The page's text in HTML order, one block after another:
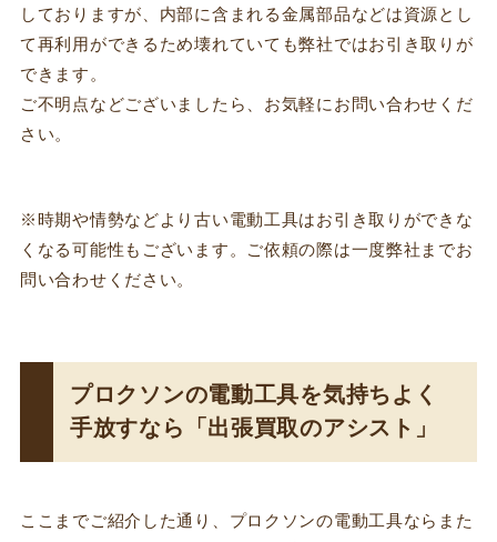
しておりますが、内部に含まれる金属部品などは資源とし
て再利用ができるため壊れていても弊社ではお引き取りが
できます。
ご不明点などございましたら、お気軽にお問い合わせくだ
さい。
※時期や情勢などより古い電動工具はお引き取りができな
くなる可能性もございます。ご依頼の際は一度弊社までお
問い合わせください。
プロクソンの電動工具を気持ちよく
手放すなら「出張買取のアシスト」
ここまでご紹介した通り、プロクソンの電動工具ならまた